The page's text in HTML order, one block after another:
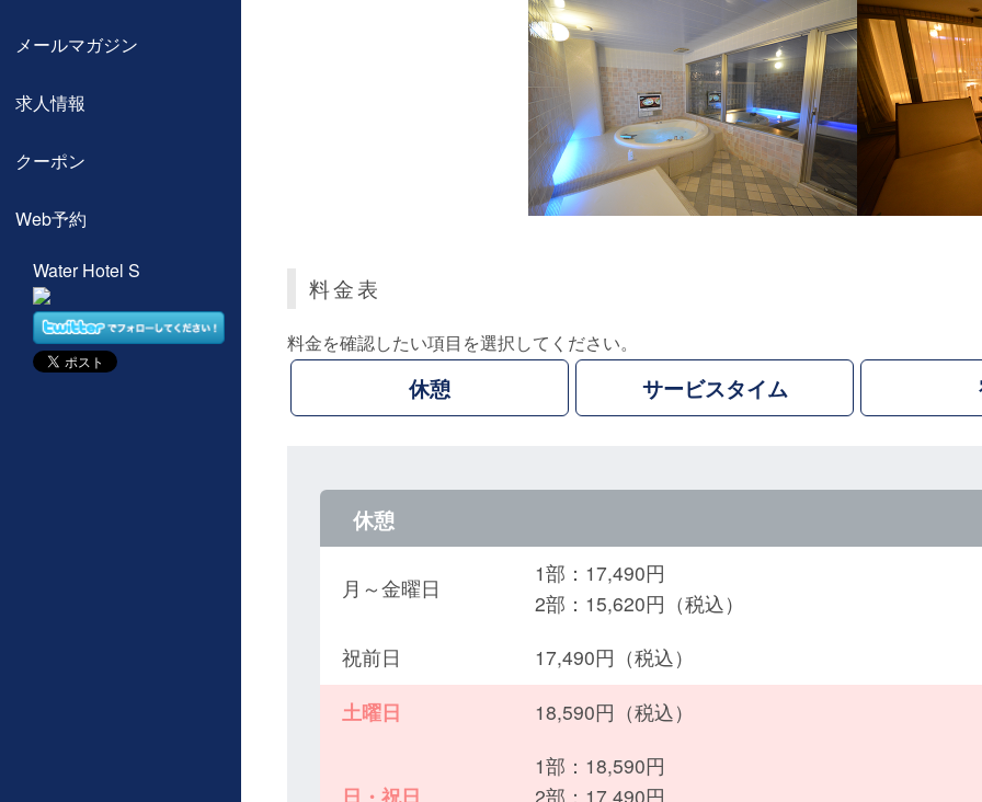
メールマガジン
求人情報
クーポン
Web予約
Water Hotel S
料金表
料金を確認したい項目を選択してください。
休憩 サービスタイム
休憩
月～金曜日
1部：17,490円
2部：15,620円（税込）
祝前日
17,490円（税込）
土曜日
18,590円（税込）
日・祝日
1部：18,590円
2部：17,490円